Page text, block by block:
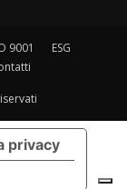
9001
ESG
privacy